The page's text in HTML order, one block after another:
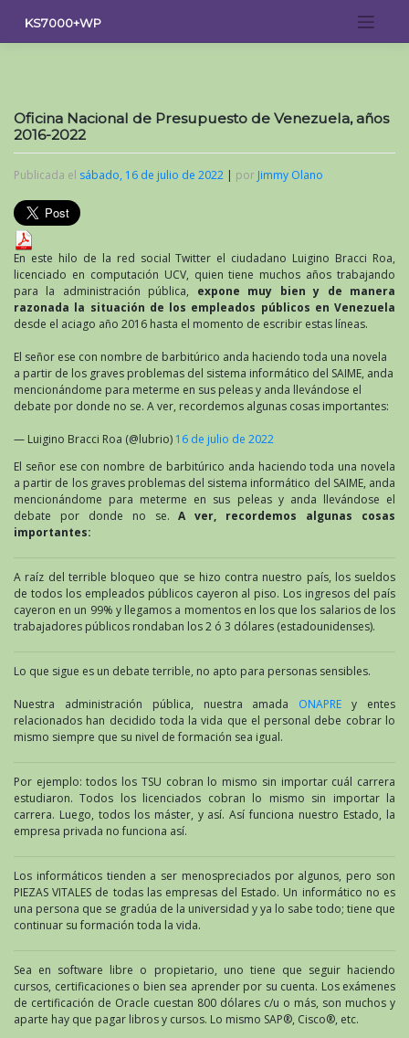
contenido
KS7000+WP
Oficina Nacional de Presupuesto de Venezuela, años
2016-2022
Publicada el sábado, 16 de julio de 2022 | por Jimmy Olano
En este hilo de la red social Twitter el ciudadano Luigino Bracci Roa,
licenciado en computación UCV, quien tiene muchos años trabajando
para la administración pública, expone muy bien y de manera
razonada la situación de los empleados públicos en Venezuela
desde el aciago año 2016 hasta el momento de escribir estas líneas.
El señor ese con nombre de barbitúrico anda haciendo toda una novela
a partir de los graves problemas del sistema informático del SAIME, anda
mencionándome para meterme en sus peleas y anda llevándose el
debate por donde no se. A ver, recordemos algunas cosas importantes:
— Luigino Bracci Roa (@lubrio) 16 de julio de 2022
El señor ese con nombre de barbitúrico anda haciendo toda una novela
a partir de los graves problemas del sistema informático del SAIME, anda
mencionándome para meterme en sus peleas y anda llevándose el
debate por donde no se.A ver, recordemos algunas cosas
importantes:
A raíz del terrible bloqueo que se hizo contra nuestro país, los sueldos
de todos los empleados públicos cayeron al piso. Los ingresos del país
cayeron en un 99% y llegamos a momentos en los que los salarios de los
trabajadores públicos rondaban los 2 ó 3 dólares (estadounidenses).
Lo que sigue es un debate terrible, no apto para personas sensibles.
Nuestra administración pública, nuestra amada ONAPRE y entes
relacionados han decidido toda la vida que el personal debe cobrar lo
mismo siempre que su nivel de formación sea igual.
Por ejemplo: todos los TSU cobran lo mismo sin importar cuál carrera
estudiaron. Todos los licenciados cobran lo mismo sin importar la
carrera. Luego, todos los máster, y así. Así funciona nuestro Estado, la
empresa privada no funciona así.
Los informáticos tienden a ser menospreciados por algunos, pero son
PIEZAS VITALES de todas las empresas del Estado. Un informático no es
una persona que se gradúa de la universidad y ya lo sabe todo; tiene que
continuar su formación toda la vida.
Sea en software libre o propietario, uno tiene que seguir haciendo
cursos, certificaciones o bien sea aprender por su cuenta. Los exámenes
de certificación de Oracle cuestan 800 dólares c/u o más, son muchos y
aparte hay que pagar libros y cursos. Lo mismo SAP®, Cisco®, etc.